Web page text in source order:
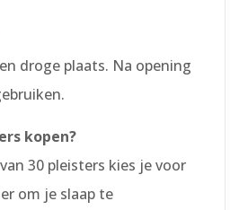
droge plaats. Na opening
kopen?
30 pleisters kies je voor
om je slaap te